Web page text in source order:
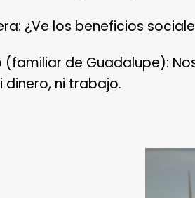
¿Ve los beneficios
(familiar de Guadalupe):
dinero, ni trabajo.